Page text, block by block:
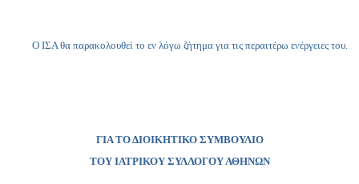
Ο ΙΣΑ θα παρακολουθεί το εν λόγω ζήτημα για τις περαιτέρω ενέργειες του.
ΓΙΑ ΤΟ ΔΙΟΙΚΗΤΙΚΟ ΣΥΜΒΟΥΛΙΟ
ΤΟΥ ΙΑΤΡΙΚΟΥ ΣΥΛΛΟΓΟΥ ΑΘΗΝΩΝ